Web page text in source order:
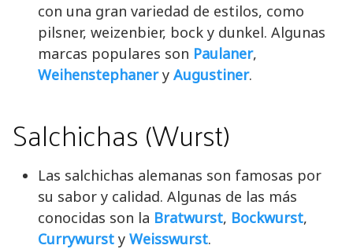
con una gran variedad de estilos, como
pilsner, weizenbier, bock y dunkel. Algunas
marcas populares son Paulaner,
Weihenstephanery Augustiner.
Salchichas (Wurst)
Las salchichas alemanas son famosas por
su sabor y calidad. Algunas de las más
conocidas son la Bratwurst, Bockwurst,
Currywurst y Weisswurst.